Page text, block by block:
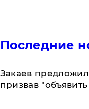
Последние
Закаев
призвав